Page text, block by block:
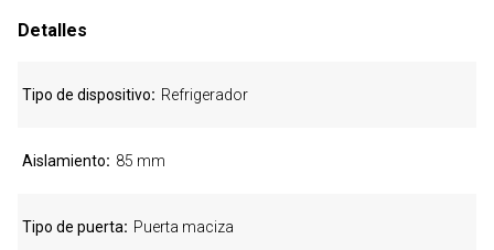
Detalles
Tipo de dispositivo Refrigerador
Aislamiento 85 mm
Tipo de puerta Puerta maciza